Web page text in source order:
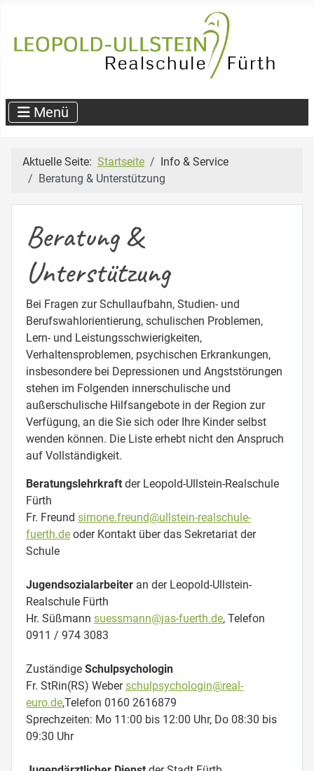
Aktuelle Seite: Startseite
Info & Service
Beratung & Unterstützung
Beratung &
Unterstützung
Bei Fragen zur Schullaufbahn, Studien- und
Berufswahlorientierung, schulischen Problemen,
Lern- und Leistungsschwierigkeiten,
Verhaltensproblemen, psychischen Erkrankungen,
insbesondere bei Depressionen und Angststörungen
stehen im Folgenden innerschulische und
außerschulische Hilfsangebote in der Region zur
Verfügung, an die Sie sich oder Ihre Kinder selbst
wenden können. Die Liste erhebt nicht den Anspruch
auf Vollständigkeit.
Beratungslehrkraft der Leopold-Ullstein-Realschule
Fürth
Fr. Freund simone.freund@ullstein-realschule-
fuerth.de oder Kontakt über das Sekretariat der
Schule
Jugendsozialarbeiter an der Leopold-Ullstein-
Realschule Fürth
Hr. Süßmann suessmann@jas-fuerth.de, Telefon
0911 / 974 3083
Zuständige Schulpsychologin
Fr. StRin(RS) Weberschulpsychologin@real-
euro.de,Telefon 0160 2616879
Sprechzeiten: Mo 11:00 bis 12:00 Uhr, Do 08:30 bis
09:30 Uhr